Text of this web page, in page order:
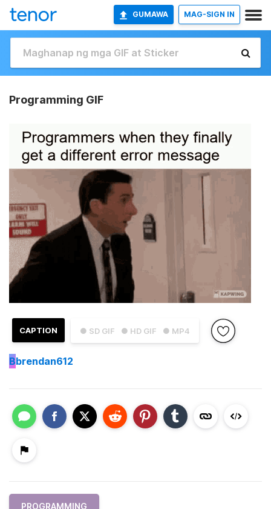
GUMAWA MAG-SIGN IN
Programming GIF
● SD GIF ● HD GIF ● MP4
CAPTION
Bbrendan612
PROGRAMMING